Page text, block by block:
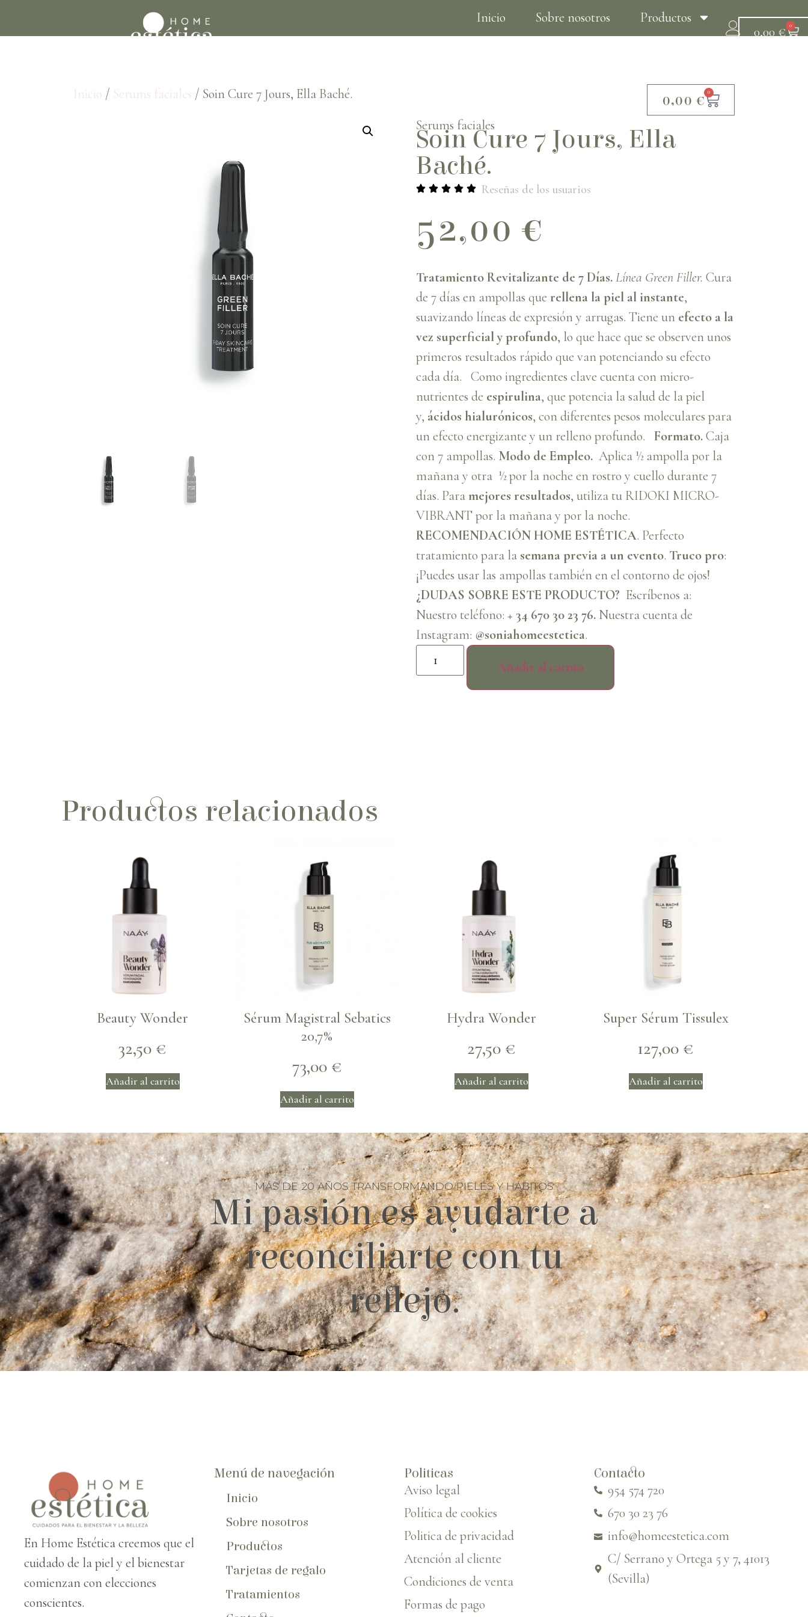
Inicio Sobre nosotros
Productos
0,00 € 0
Inicio / Serums faciales / Soin Cure 7 Jours, Ella Baché. 0,00 € 0
Serums faciales
Soin Cure 7 Jours, Ella
Baché.
Reseñas de los usuarios
52,00 €
Tratamiento Revitalizante de 7 Días.Línea Green Filler. Cura
de 7 días en ampollas que rellena la piel al instante,
suavizando líneas de expresión y arrugas. Tiene un efecto a la
vez superficial y profundo, lo que hace que se observen unos
primeros resultados rápido que van potenciando su efecto
cada día. Como ingredientes clave cuenta con micro-
nutrientes de espirulina, que potencia la salud de la piel
y, ácidos hialurónicos, con diferentes pesos moleculares para
un efecto energizante y un relleno profundo. Formato.Caja
con 7 ampollas. Modo de Empleo. Aplica ½ ampolla por la
mañana y otra ½ por la noche en rostro y cuello durante 7
días. Paramejores resultados, utiliza tu RIDOKI MICRO-
VIBRANT por la mañana y por la noche.
RECOMENDACIÓN HOME ESTÉTICA. Perfecto
tratamiento para la semana previa a un evento. Truco pro:
¡Puedes usar las ampollas también en el contorno de ojos!
¿DUDAS SOBRE ESTE PRODUCTO? Escríbenos a:
Nuestro teléfono: + 34 670 30 23 76. Nuestra cuenta de
Instagram: @soniahomeestetica.
Añadir al carrito
Productos relacionados
Beauty Wonder
32,50 €
Añadir al carrito
Sérum Magistral Sebatics
20,7%
73,00 €
Añadir al carrito
Hydra Wonder
27,50 €
Añadir al carrito
Super Sérum Tissulex
127,00 €
Añadir al carrito
MÁS DE 20 AÑOS TRANSFORMANDO PIELES Y HÁBITOS
Mi pasión es ayudarte a
reconciliarte con tu
reflejo.
En Home Estética creemos que el
cuidado de la piel y el bienestar
comienzan con elecciones
conscientes.
Menú de navegación
Inicio
Sobre nosotros
Productos
Tarjetas de regalo
Tratamientos
Politicas
Aviso legal
Política de cookies
Politica de privacidad
Atención al cliente
Condiciones de venta
Formas de pago
Contacto
954 574 720
670 30 23 76
info@homeestetica.com
C/ Serrano y Ortega 5 y 7, 41013
(Sevilla)